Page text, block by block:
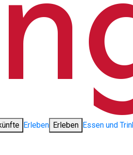
Erleben Erleben Essen und